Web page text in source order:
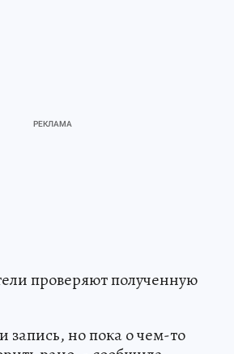
проверяют полученную
но пока о чем-то